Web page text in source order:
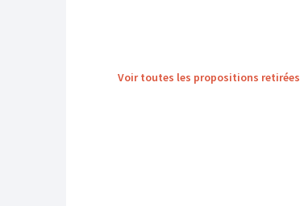
Voir toutes les propositions retirées